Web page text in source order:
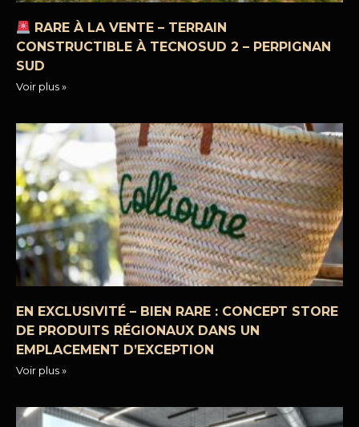
RARE À LA VENTE – TERRAIN
CONSTRUCTIBLE À TECNOSUD 2 – PERPIGNAN
SUD
Voir plus »
EN EXCLUSIVITÉ – BIEN RARE : CONCEPT STORE
DE PRODUITS RÉGIONAUX DANS UN
EMPLACEMENT D’EXCEPTION
Voir plus »